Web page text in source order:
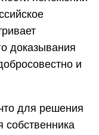
доказывания
и
для решения
собственника